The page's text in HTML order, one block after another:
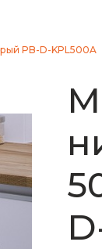
PB-D-KPL500A